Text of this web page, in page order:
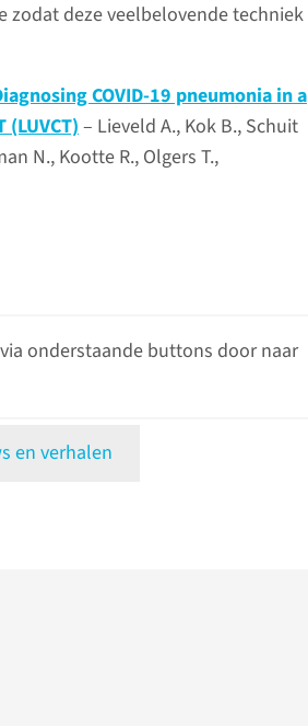
zodat deze veelbelovende techniek
COVID-19 pneumonia in a
– Lieveld A., Kok B., Schuit
N., Kootte R., Olgers T.,
onderstaande buttons door naar
en verhalen